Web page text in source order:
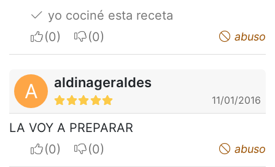
yo cociné esta receta
I apreciateI do not appreciate abuso
A aldinageraldes
11/01/2016
LA VOY A PREPARAR
I apreciateI do not appreciate abuso